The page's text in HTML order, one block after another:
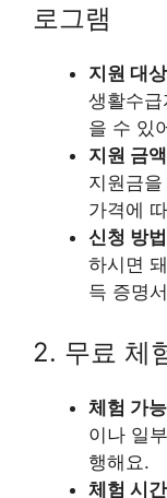
로그램
지원 대상
생활수
을 수 있
지원 금액
지원금
가격에
신청 방법
하시면
득 증명
2. 무료 체
체험 가
이나 일
행해요.
체험 시간